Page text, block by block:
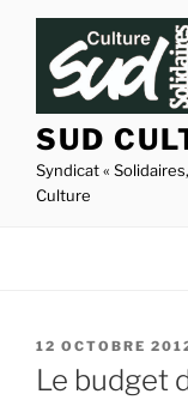
Aller
contenu
principal
SUD
Syndicat «
Culture
PUBLIÉ
LE
12 OCTOBRE
Le budget